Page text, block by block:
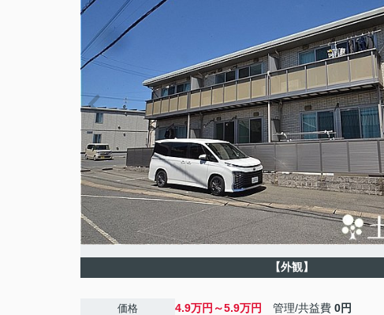
【外観】
価格 4.9万円～5.9万円 管理/共益費 0円